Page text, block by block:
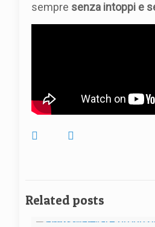
sempre senza intoppi e
Related posts